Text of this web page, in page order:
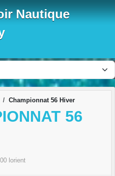
Nautique
Championnat 56 Hiver
56
lorient